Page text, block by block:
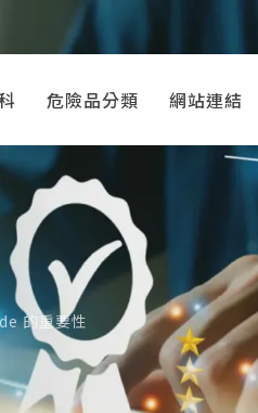
危險品分類 網站連結
的重要性